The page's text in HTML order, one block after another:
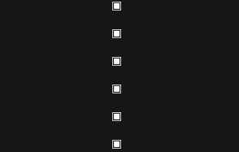
▣
▣
▣
▣
▣
▣